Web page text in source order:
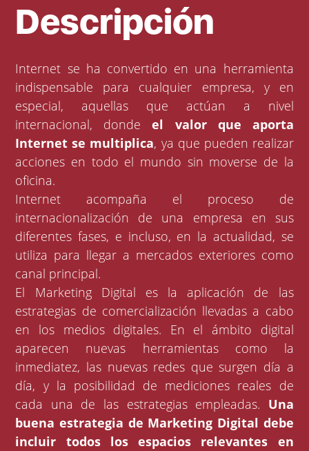
Descripción
Internet se ha convertido en una herramienta
indispensable para cualquier empresa, y en
especial, aquellas que actúan a nivel
internacional, dondeel valor que aporta
Internet se multiplica, ya que pueden realizar
acciones en todo el mundo sin moverse de la
oficina.
Internet acompaña el proceso de
internacionalización de una empresa en sus
diferentes fases, e incluso, en la actualidad, se
utiliza para llegar a mercados exteriores como
canal principal.
El Marketing Digital es la aplicación de las
estrategias de comercialización llevadas a cabo
en los medios digitales. En el ámbito digital
aparecen nuevas herramientas como la
inmediatez, las nuevas redes que surgen día a
día, y la posibilidad de mediciones reales de
cada una de las estrategias empleadas. Una
buena estrategia de Marketing Digital debe
incluir todos los espacios relevantes en